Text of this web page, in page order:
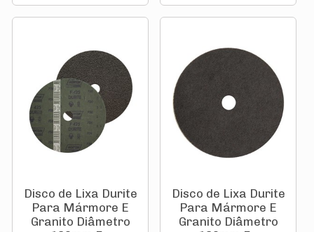
Disco de Lixa Durite
Para Mármore E
Granito Diâmetro
Disco de Lixa Durite
Para Mármore E
Granito Diâmetro